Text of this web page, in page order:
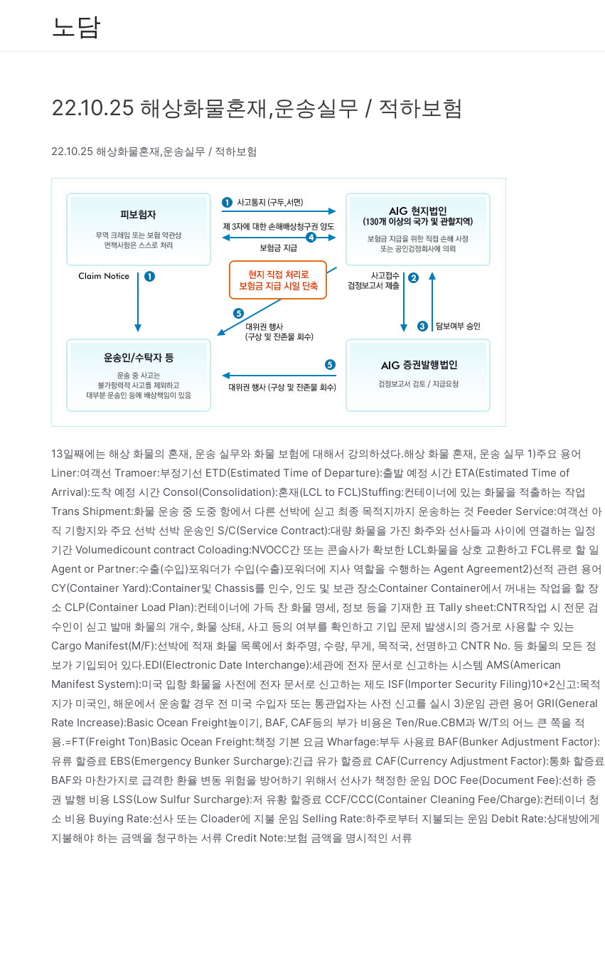
노담
22.10.25 해상화물혼재,운송실무 / 적하보험
22.10.25 해상화물혼재,운송실무 / 적하보험
13일째에는 해상 화물의 혼재, 운송 실무와 화물 보험에 대해서 강의하셨다.해상 화물 혼재, 운송 실무 1)주요 용어
Liner:여객선 Tramoer:부정기선 ETD(Estimated Time of Departure):출발 예정 시간 ETA(Estimated Time of
Arrival):도착 예정 시간 Consol(Consolidation):혼재(LCL to FCL)Stuffing:컨테이너에 있는 화물을 적출하는 작업
Trans Shipment:화물 운송 중 도중 항에서 다른 선박에 싣고 최종 목적지까지 운송하는 것 Feeder Service:여객선 아
직 기항지와 주요 선박 선박 운송인 S/C(Service Contract):대량 화물을 가진 화주와 선사들과 사이에 연결하는 일정
기간 Volumedicount contract Coloading:NVOCC간 또는 콘솔사가 확보한 LCL화물을 상호 교환하고 FCL류로 할 일
Agent or Partner:수출(수입)포워더가 수입(수출)포워더에 지사 역할을 수행하는 Agent Agreement2)선적 관련 용어
CY(Container Yard):Container및 Chassis를 인수, 인도 및 보관 장소Container Container에서 꺼내는 작업을 할 장
소 CLP(Container Load Plan):컨테이너에 가득 찬 화물 명세, 정보 등을 기재한 표 Tally sheet:CNTR작업 시 전문 검
수인이 싣고 발매 화물의 개수, 화물 상태, 사고 등의 여부를 확인하고 기입 문제 발생시의 증거로 사용할 수 있는
Cargo Manifest(M/F):선박에 적재 화물 목록에서 화주명, 수량, 무게, 목적국, 선명하고 CNTR No. 등 화물의 모든 정
보가 기입되어 있다.EDI(Electronic Date Interchange):세관에 전자 문서로 신고하는 시스템 AMS(American
Manifest System):미국 입항 화물을 사전에 전자 문서로 신고하는 제도 ISF(Importer Security Filing)10+2신고:목적
지가 미국인, 해운에서 운송할 경우 전 미국 수입자 또는 통관업자는 사전 신고를 실시 3)운임 관련 용어 GRI(General
Rate Increase):Basic Ocean Freight높이기, BAF, CAF등의 부가 비용은 Ten/Rue.CBM과 W/T의 어느 큰 쪽을 적
용.=FT(Freight Ton)Basic Ocean Freight:책정 기본 요금 Wharfage:부두 사용료 BAF(Bunker Adjustment Factor):
유류 할증료 EBS(Emergency Bunker Surcharge):긴급 유가 할증료 CAF(Currency Adjustment Factor):통화 할증료
BAF와 마찬가지로 급격한 환율 변동 위험을 방어하기 위해서 선사가 책정한 운임 DOC Fee(Document Fee):선하 증
권 발행 비용 LSS(Low Sulfur Surcharge):저 유황 할증료 CCF/CCC(Container Cleaning Fee/Charge):컨테이너 청
소 비용 Buying Rate:선사 또는 Cloader에 지불 운임 Selling Rate:하주로부터 지불되는 운임 Debit Rate:상대방에게
지불해야 하는 금액을 청구하는 서류 Credit Note:보험 금액을 명시적인 서류